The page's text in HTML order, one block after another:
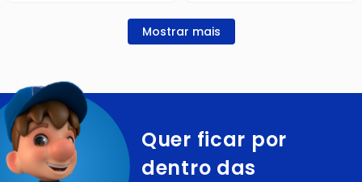
Mostrar mais
Quer ficar por
dentro das